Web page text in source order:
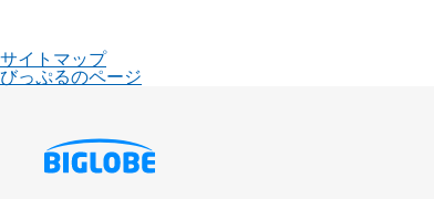
サイトマップ
びっぷるのページ